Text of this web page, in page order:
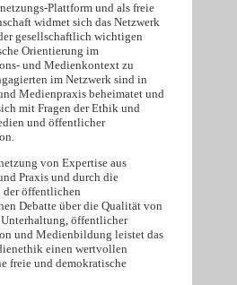
Plattform und als freie
widmet sich das Netzwerk
gesellschaftlich wichtigen
Orientierung im
und Medienkontext zu
im Netzwerk sind in
Medienpraxis beheimatet und
mit Fragen der Ethik und
und öffentlicher
von Expertise aus
Praxis und durch die
öffentlichen
Debatte über die Qualität von
öffentlicher
und Medienbildung leistet das
einen wertvollen
freie und demokratische